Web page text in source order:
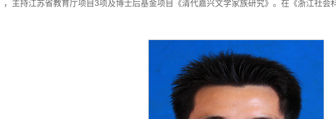
，主持江苏省教育厅项目3项及博士后基金项目《清代嘉兴文学家族研究》。在《浙江社